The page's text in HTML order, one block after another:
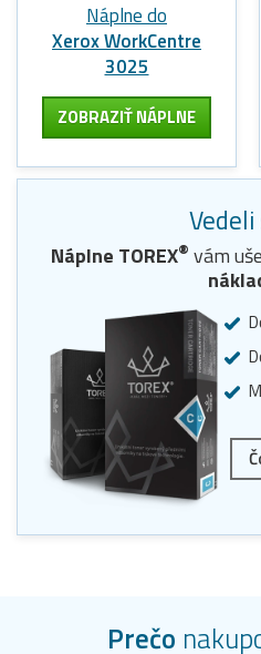
Náplne do
Xerox WorkCentre
3025
ZOBRAZIŤ NÁPLNE
Náplne TOREX® vám
Prečo